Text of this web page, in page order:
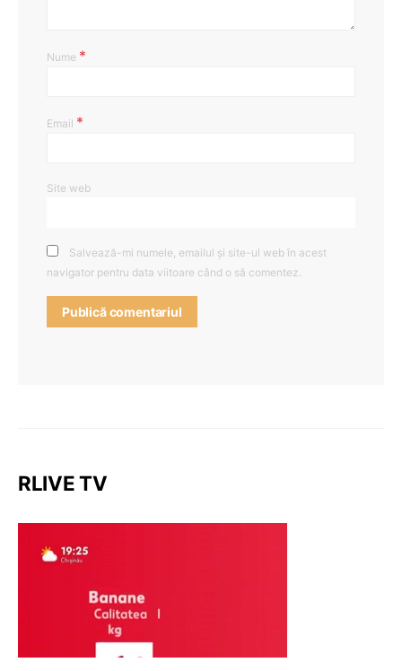
Nume *
Email *
Site web
Salvează-mi numele, emailul și site-ul web în acest
navigator pentru data viitoare când o să comentez.
RLIVE TV